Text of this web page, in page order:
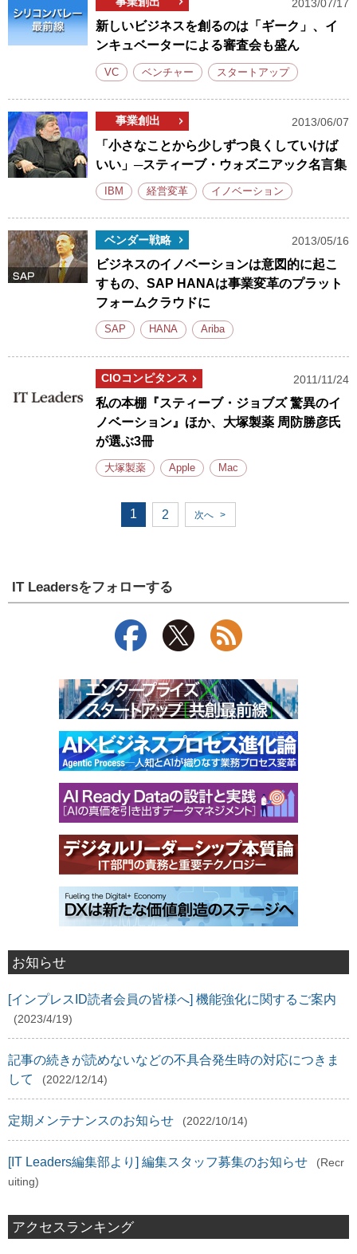
2013/07/17
新しいビジネスを創るのは「ギーク」、イ
ンキュベーターによる審査会も盛ん
VC ベンチャー スタートアップ
事業創出 2013/06/07
「小さなことから少しずつ良くしていけば
いい」─スティーブ・ウォズニアック名言集
IBM 経営変革 イノベーション
ベンダー戦略 2013/05/16
ビジネスのイノベーションは意図的に起こ
すもの、SAP HANAは事業変革のプラット
フォームクラウドに
SAP HANA Ariba
CIOコンピタンス 2011/11/24
私の本棚『スティーブ・ジョブズ 驚異のイ
ノベーション』ほか、大塚製薬 周防勝彦氏
が選ぶ3冊
大塚製薬 Apple Mac
1 2 次へ >
IT Leadersをフォローする
お知らせ
[インプレスID読者会員の皆様へ] 機能強化に関するご案内
(2023/4/19)
記事の続きが読めないなどの不具合発生時の対応につきま
して
(2022/12/14)
定期メンテナンスのお知らせ (2022/10/14)
[IT Leaders編集部より] 編集スタッフ募集のお知らせ
(Recr
uiting)
アクセスランキング